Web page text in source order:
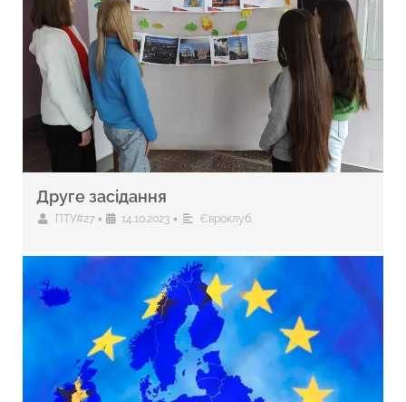
Друге засідання
ПТУ#27 • 14.10.2023 • Євроклуб